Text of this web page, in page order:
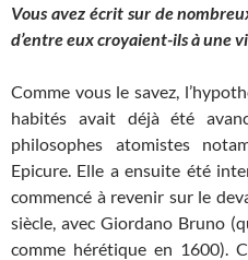
Vous avez écrit sur de
d’entre eux croyaient-ils à une
Comme vous le savez,
habités avait déjà été
philosophes atomistes
Epicure. Elle a ensuite été
commencé à revenir sur le
siècle, avec Giordano Bruno
comme hérétique en 1600).